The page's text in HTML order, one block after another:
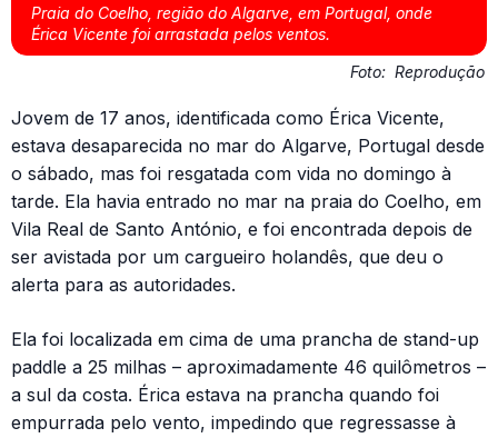
Praia do Coelho, região do Algarve, em Portugal, onde
Érica Vicente foi arrastada pelos ventos.
Foto: Reprodução
Jovem de 17 anos, identificada como Érica Vicente,
estava desaparecida no mar do Algarve, Portugal desde
o sábado, mas foi resgatada com vida no domingo à
tarde. Ela havia entrado no mar na praia do Coelho, em
Vila Real de Santo António, e foi encontrada depois de
ser avistada por um cargueiro holandês, que deu o
alerta para as autoridades.
Ela foi localizada em cima de uma prancha de stand-up
paddle a 25 milhas – aproximadamente 46 quilômetros –
a sul da costa. Érica estava na prancha quando foi
empurrada pelo vento, impedindo que regressasse à